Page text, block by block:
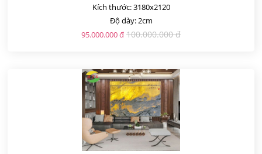
Kích thước: 3180x2120
Độ dày: 2cm
95.000.000 đ 100.000.000 đ